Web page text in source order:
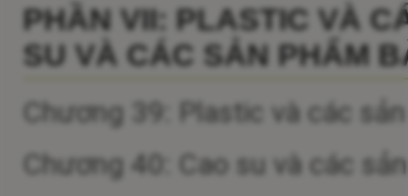
PHẦN VII: PLASTIC VÀ
SU VÀ CÁC SẢN PHẨM
Chương 39: Plastic và các
Chương 40: Cao su và các